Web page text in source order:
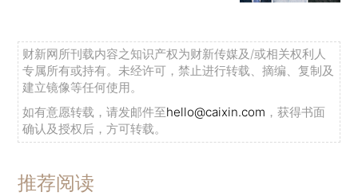
财新网所刊载内容之知识产权为财新传媒及/或相关权利人
专属所有或持有。未经许可，禁止进行转载、摘编、复制及
建立镜像等任何使用。
如有意愿转载，请发邮件至hello@caixin.com ，获得书面
确认及授权后，方可转载。
推荐阅读